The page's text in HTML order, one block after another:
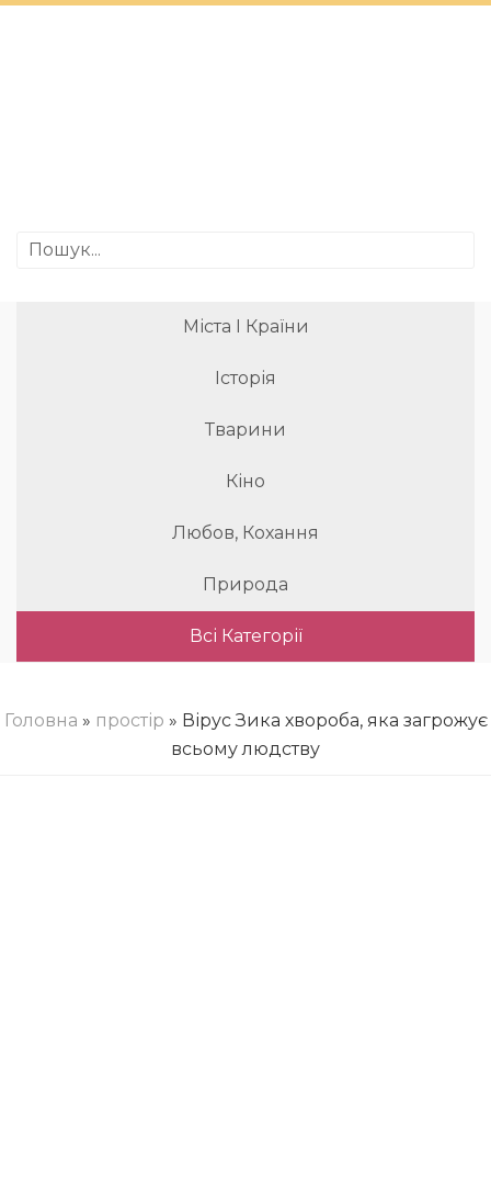
Міста І Країни
Історія
Тварини
Кіно
Любов, Кохання
Природа
Всі Категорії
Головна » простір » Вірус Зика хвороба, яка загрожує
всьому людству